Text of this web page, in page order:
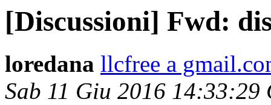
[Discussioni] Fwd:
loredana llcfree a
Sab 11 Giu 2016 14:33:29